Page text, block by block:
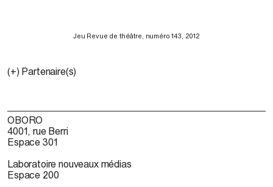
Jeu Revue de théâtre, numéro 143, 2012
(+) Partenaire(s)
OBORO
4001, rue Berri
Espace 301
Laboratoire nouveaux médias
Espace 200